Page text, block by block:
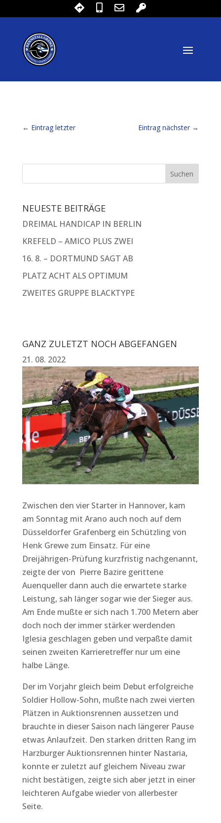
← Eintrag letzter Eintrag nächster →
NEUESTE BEITRÄGE
DREIMAL HANDICAP IN BERLIN
KREFELD – AMICO PLUS ZWEI
16. 8. – DORTMUND SAGT AB
PLATZ ACHT ALS OPTIMUM
ZWEITES GRUPPE BLACKTYPE
GANZ ZULETZT NOCH ABGEFANGEN
21. 08. 2022
Zwischen den vier Starter in Hannover, kam
am Sonntag mit Arano auch noch auf dem
Düsseldorfer Grafenberg ein Schützling von
Henk Grewe zum Einsatz. Für eine
Dreijährigen-Prüfung kurzfristig nachgenannt,
zeigte der von Pierre Bazire gerittene
Auenqueller dann auch die erwartete starke
Leistung, sah länger sogar wie der Sieger aus.
Am Ende mußte er sich nach 1.700 Metern aber
doch noch der immer stärker werdenden
Iglesia geschlagen geben und verpaßte damit
seinen zweiten Karrieretreffer nur um eine
halbe Länge.
Der im Vorjahr gleich beim Debut erfolgreiche
Soldier Hollow-Sohn, mußte nach zwei vierten
Plätzen in Auktionsrennen aussetzen und
brauchte in dieser Saison nach längerer Pause
etwas Anlaufzeit. Den starken dritten Rang im
Harzburger Auktionsrennen hinter Nastaria,
konnte er zuletzt auf gleichem Niveau zwar
nicht bestätigen, zeigte sich aber jetzt in einer
leichteren Aufgabe wieder von allerbester
Seite.